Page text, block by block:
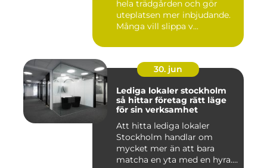
hela trädgården och gör
uteplatsen mer inbjudande.
Många vill slippa v...
30. jun
Lediga lokaler stockholm
så hittar företag rätt läge
för sin verksamhet
Att hitta lediga lokaler
Stockholm handlar om
mycket mer än att bara
matcha en yta med en hyra.